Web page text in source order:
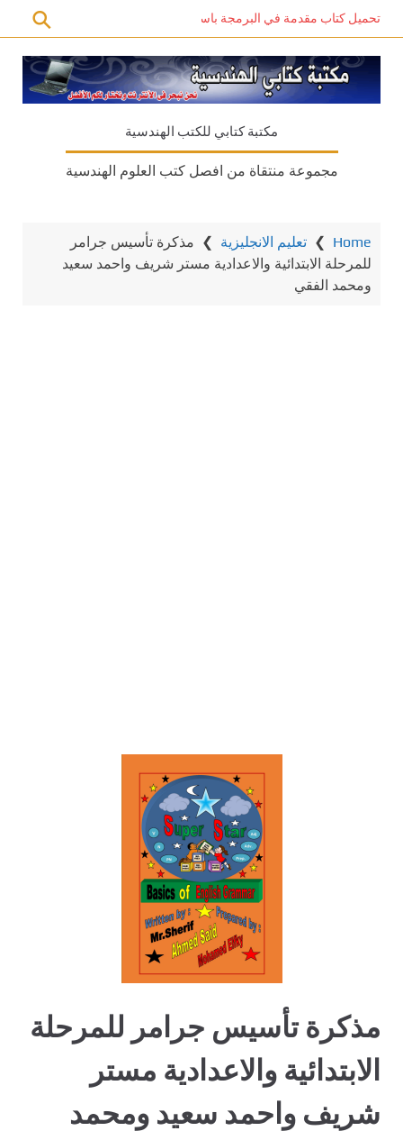
تحميل كتاب مقدمة في البرمجة باستخدام C# PDF – دليل المبتدئين للتعلم الذاتي
مكتبة كتابي للكتب الهندسية
مجموعة منتقاة من افصل كتب العلوم الهندسية
Home
❯ تعليم الانجليزية ❯ مذكرة تأسيس جرامر
للمرحلة الابتدائية والاعدادية مستر شريف واحمد سعيد
ومحمد الفقي
مذكرة تأسيس جرامر للمرحلة
الابتدائية والاعدادية مستر
شريف واحمد سعيد ومحمد